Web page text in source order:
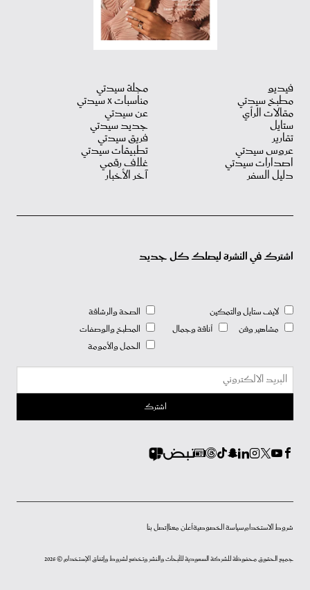
فيديو
مطبخ سيدتي
مقالات الرأي
ستايل
تقارير
عروس سيدتي
اصدارات سيدتي
دليل السفر
مجلة سيدتي
مناسبات X سيدتي
عن سيدتي
جديد سيدتي
فريق سيدتي
تطبيقات سيدتي
غلاف رقمي
آخر الأخبار
اشترك في النشرة ليصلك كل جديد
لايف ستايل والتمكين
مشاهير وفن
أناقة وجمال
الصحة والرشاقة
المطبخ والوصفات
الحمل والأمومة
شروط الاستخدامسياسة الخصوصيةأعلن معناإتصل بنا
جميع الحقوق محفوظة للشركة السعودية للأبحاث والنشر وتخضع لشروط وإتفاق الإستخدام © 2026